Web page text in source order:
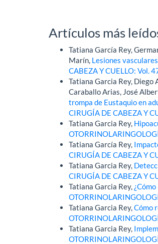
Artículos más
Tatiana García Rey,
Marín, Lesiones
CABEZA Y CUELLO: Vol.
Tatiana Garcia Rey,
Caraballo Arias, José
trompa de Eustaquio en
CIRUGÍA DE CABEZA Y
Tatiana Garcia Rey,
Tatiana García Rey,
CIRUGÍA DE CABEZA Y
Tatiana Garcia Rey,
CIRUGÍA DE CABEZA Y
Tatiana Garcia Rey,
Tatiana Garcia Rey,Cómo
Tatiana Garcia Rey,